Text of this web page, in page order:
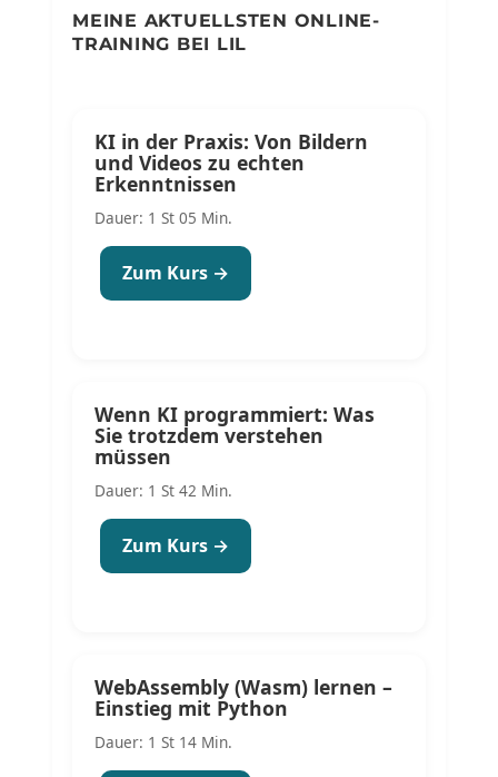
MEINE AKTUELLSTEN ONLINE-
TRAINING BEI LIL
KI in der Praxis: Von Bildern
und Videos zu echten
Erkenntnissen
Dauer: 1 St 05 Min.
Zum Kurs →
Wenn KI programmiert: Was
Sie trotzdem verstehen
müssen
Dauer: 1 St 42 Min.
Zum Kurs →
WebAssembly (Wasm) lernen –
Einstieg mit Python
Dauer: 1 St 14 Min.